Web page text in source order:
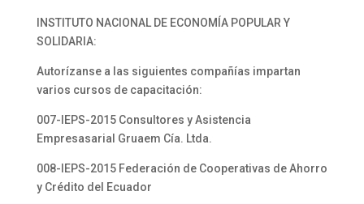
INSTITUTO NACIONAL DE ECONOMÍA POPULAR Y
SOLIDARIA:
Autorízanse a las siguientes compañías impartan
varios cursos de capacitación:
007-IEPS-2015 Consultores y Asistencia
Empresasarial Gruaem Cía. Ltda.
008-IEPS-2015 Federación de Cooperativas de Ahorro
y Crédito del Ecuador